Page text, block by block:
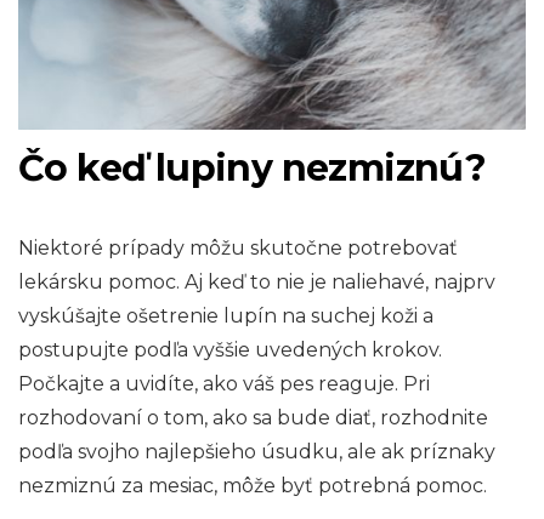
Čo keď lupiny nezmiznú?
Niektoré prípady môžu skutočne potrebovať
lekársku pomoc. Aj keď to nie je naliehavé, najprv
vyskúšajte ošetrenie lupín na suchej koži a
postupujte podľa vyššie uvedených krokov.
Počkajte a uvidíte, ako váš pes reaguje. Pri
rozhodovaní o tom, ako sa bude diať, rozhodnite
podľa svojho najlepšieho úsudku, ale ak príznaky
nezmiznú za mesiac, môže byť potrebná pomoc.